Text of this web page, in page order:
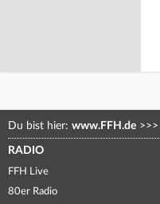
Du bist hier: www.FFH.de >>>
RADIO
FFH Live
80er Radio